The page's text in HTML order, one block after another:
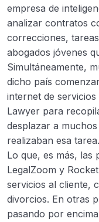
Módulo 2:
inteligencia
Módulo 3: Uso de
Generativas en el
Módulo 4:
Modulo 5:
¿Automatización o
Modulo 6:
América
Modulo 7: Prompts
empresa de
analizar contratos
correcciones,
abogados jóvenes
Simultáneamente,
dicho país
internet de
Lawyer para
desplazar a
realizaban esa tarea.
Lo que, es más, las
LegalZoom y
servicios al cliente,
divorcios. En otras
pasando por